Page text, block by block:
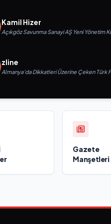
Kamil Hizer
Açıkgöz Savunma Sanayi AŞ Yeni Yönetim
zline
Almanya’da Dikkatleri Üzerine Çeken Türk
Gazete
Manşetleri